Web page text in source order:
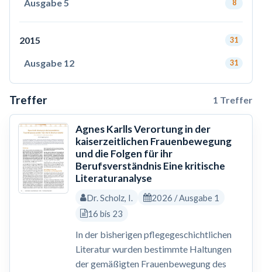
Ausgabe 5 8
2015 31
Ausgabe 12 31
Treffer 1 Treffer
Agnes Karlls Verortung in der
kaiserzeitlichen Frauenbewegung
und die Folgen für ihr
Berufsverständnis Eine kritische
Literaturanalyse
Dr. Scholz, I.
2026 / Ausgabe 1
16 bis 23
In der bisherigen pflegegeschichtlichen
Literatur wurden bestimmte Haltungen
der gemäßigten Frauenbewegung des